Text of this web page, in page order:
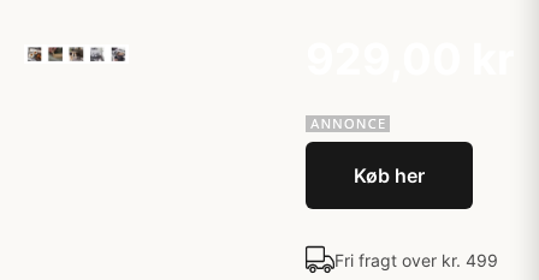
Køb her
Fri fragt over kr. 499